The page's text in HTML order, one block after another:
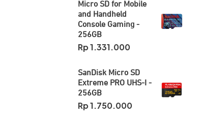
Micro SD for Mobile
and Handheld
Console Gaming -
256GB
Rp1.331.000
SanDisk Micro SD
Extreme PRO UHS-I -
256GB
Rp1.750.000